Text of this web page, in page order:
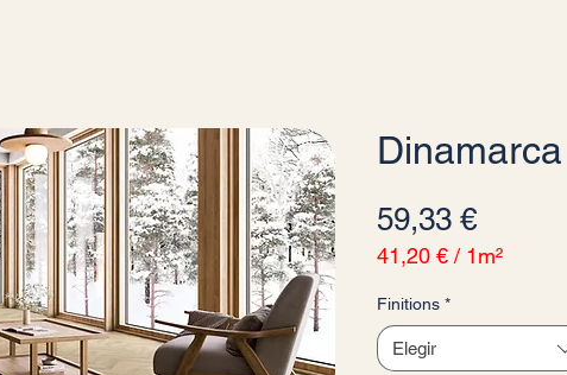
Dinamarca
59,33 €Precio
41,20 € / 1m²
por
1
Metro
Finitions *
Elegir